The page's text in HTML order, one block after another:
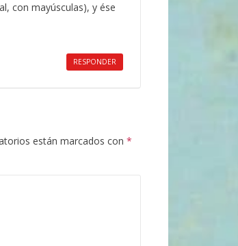
con mayúsculas), y ése
RESPONDER
están marcados con *